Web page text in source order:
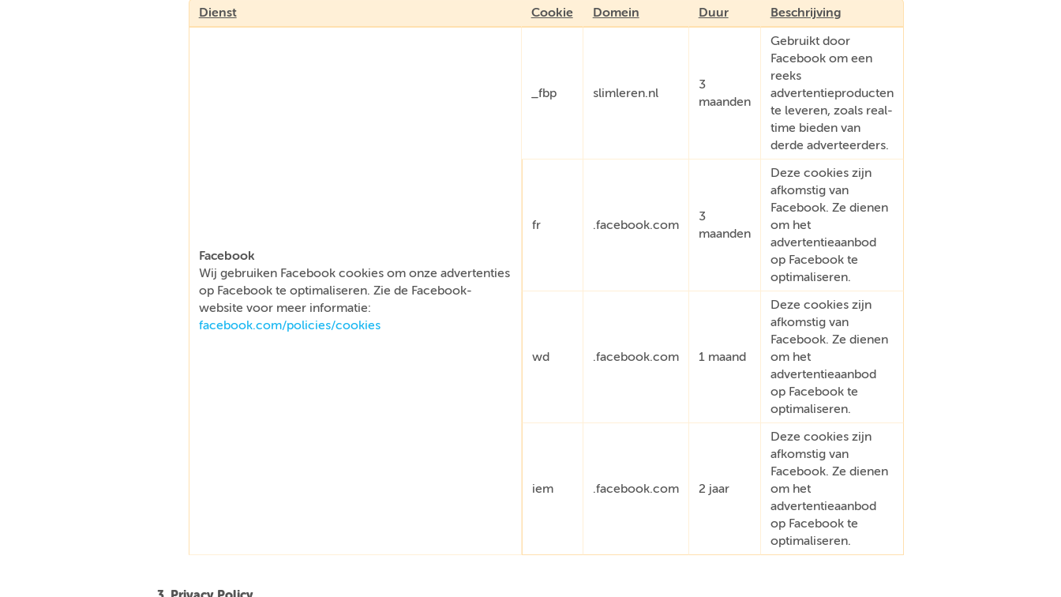
Dienst Cookie Domein Duur Beschrijving
Facebook
Wij gebruiken Facebook cookies om onze advertenties
op Facebook te optimaliseren. Zie de Facebook-
website voor meer informatie:
facebook.com/policies/cookies
_fbp slimleren.nl
3
maanden
Gebruikt door
Facebook om een
reeks
advertentieproducten
te leveren, zoals real-
time bieden van
derde adverteerders.
fr .facebook.com
3
maanden
Deze cookies zijn
afkomstig van
Facebook. Ze dienen
om het
advertentieaanbod
op Facebook te
optimaliseren.
wd .facebook.com 1 maand
Deze cookies zijn
afkomstig van
Facebook. Ze dienen
om het
advertentieaanbod
op Facebook te
optimaliseren.
iem .facebook.com 2 jaar
Deze cookies zijn
afkomstig van
Facebook. Ze dienen
om het
advertentieaanbod
op Facebook te
optimaliseren.